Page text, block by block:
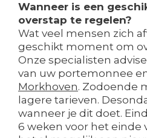
Wanneer is een
overstap te regelen?
Wat veel mensen zich
geschikt moment om
Onze specialisten
van uw portemonnee
Morkhoven. Zodoende
lagere tarieven.
wanneer je dit doet.
6 weken voor het einde